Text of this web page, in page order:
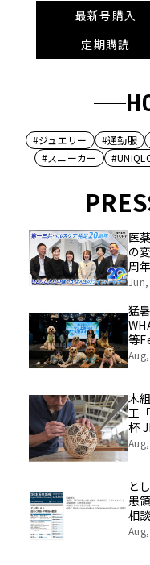
最新号購入
定期購読
#ジュエリー #通勤服
#スニーカー
医
の
周
挑
像
猛
等
催
木
工
杯
大
と
患
相